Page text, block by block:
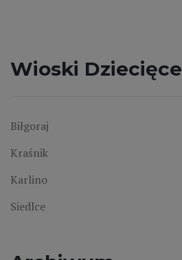
Wioski Dziecięce
Biłgoraj
Kraśnik
Karlino
Siedlce